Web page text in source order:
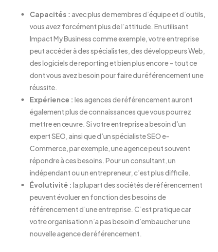
Capacités : avec plus de membres d’équipe et d’outils,
vous avez forcément plus de l’attitude. En utilisant
Impact My Business comme exemple, votre entreprise
peut accéder à des spécialistes, des développeurs Web,
des logiciels de reporting et bien plus encore – tout ce
dont vous avez besoin pour faire du référencement une
réussite.
Expérience : les agences de référencement auront
également plus de connaissances que vous pourrez
mettre en œuvre. Si votre entreprise a besoin d’un
expert SEO, ainsi que d’un spécialiste SEO e-
Commerce, par exemple, une agence peut souvent
répondre à ces besoins. Pour un consultant, un
indépendant ou un entrepreneur, c’est plus difficile.
Évolutivité : la plupart des sociétés de référencement
peuvent évoluer en fonction des besoins de
référencement d’une entreprise. C’est pratique car
votre organisation n’a pas besoin d’embaucher une
nouvelle agence de référencement.